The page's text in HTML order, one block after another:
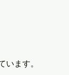
ます。